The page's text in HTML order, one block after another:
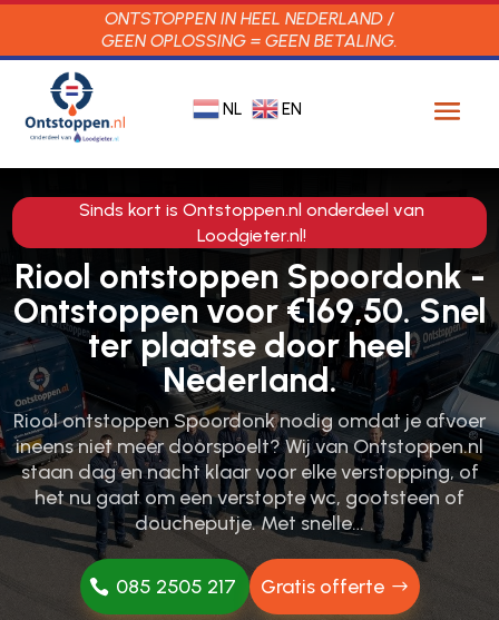
ONTSTOPPEN IN HEEL NEDERLAND /
GEEN OPLOSSING = GEEN BETALING.
NL EN
Sinds kort is Ontstoppen.nl onderdeel van
Loodgieter.nl!
Riool ontstoppen Spoordonk -
Ontstoppen voor €169,50. Snel
ter plaatse door heel
Nederland.
Riool ontstoppen Spoordonk nodig omdat je afvoer
ineens niet meer doorspoelt? Wij van Ontstoppen.​nl
staan dag en nacht klaar voor elke verstopping, of
het nu gaat om een verstopte wc, gootsteen of
doucheputje.​ Met snelle…
085 2505 217 Gratis offerte